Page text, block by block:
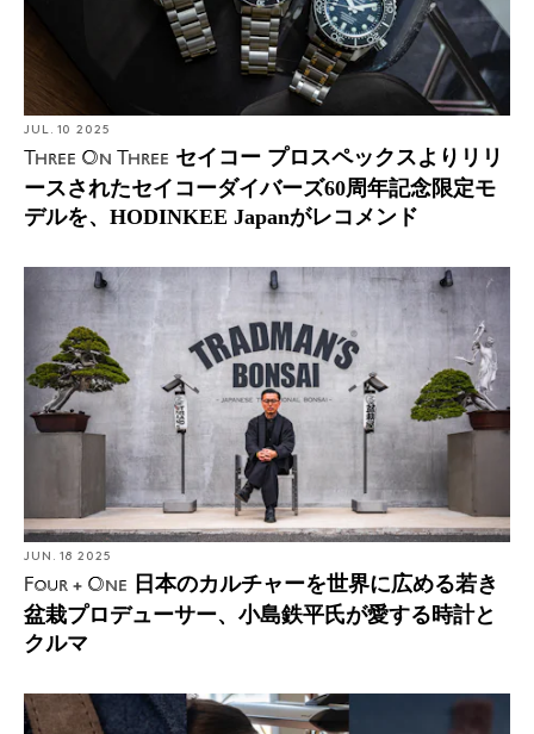
JUL. 10 2025
Three On Three セイコー プロスペックスよりリリ
ースされたセイコーダイバーズ60周年記念限定モ
デルを、HODINKEE Japanがレコメンド
JUN. 18 2025
Four + One 日本のカルチャーを世界に広める若き
盆栽プロデューサー、小島鉄平氏が愛する時計と
クルマ